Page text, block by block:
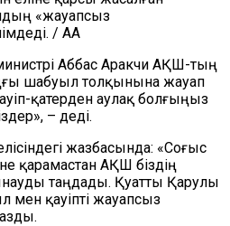
«жауапсыз
/ AA
Аббас Аракчи АҚШ-тың
шабуыл толқынына жауап
қатерден аулақ болғыңыз
– деді.
жазбасында: «Соғыс
қарамастан АҚШ біздің
таңдады. Қуатты Қарулы
мен қауіпті жауапсыз